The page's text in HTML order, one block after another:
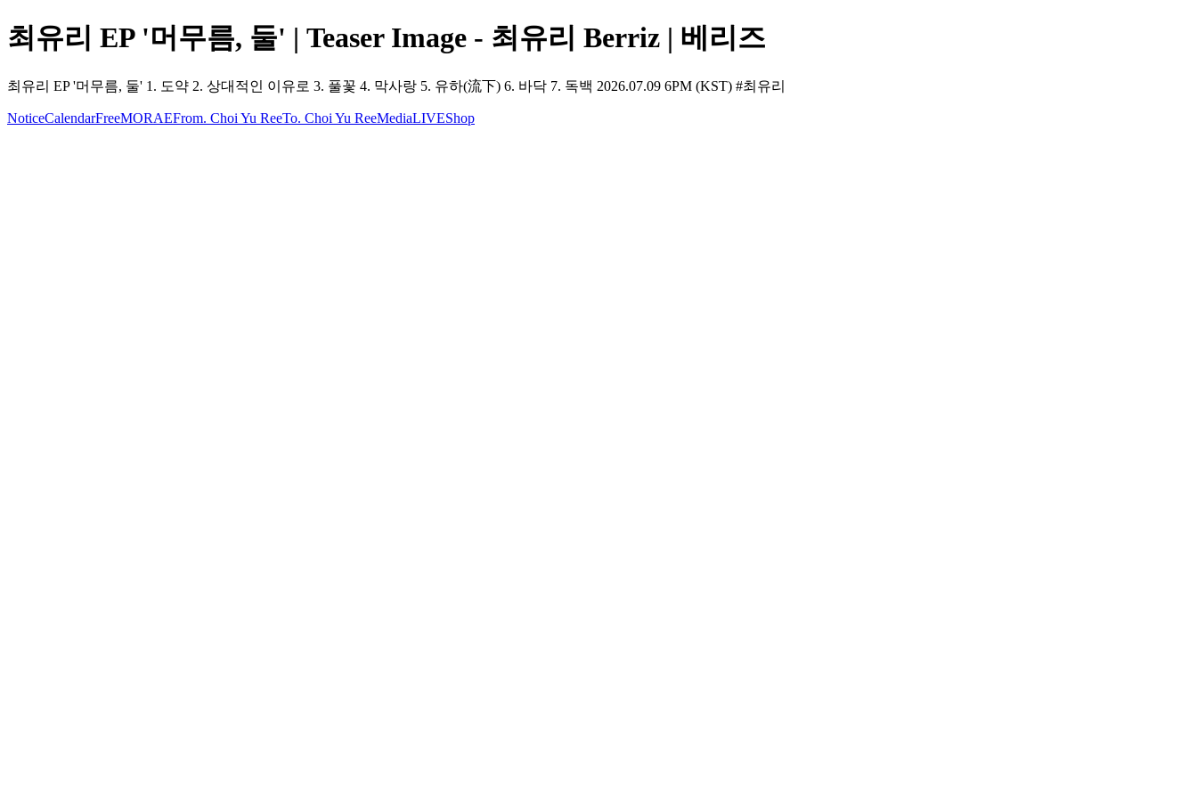
최유리 EP '머무름, 둘' | Teaser Image - 최유리 Berriz | 베리즈
최유리 EP '머무름, 둘' 1. 도약 2. 상대적인 이유로 3. 풀꽃 4. 막사랑 5. 유하(流下) 6. 바닥 7. 독백 2026.07.09 6PM (KST) #최유리
NoticeCalendarFreeMORAEFrom. Choi Yu ReeTo. Choi Yu ReeMediaLIVEShop